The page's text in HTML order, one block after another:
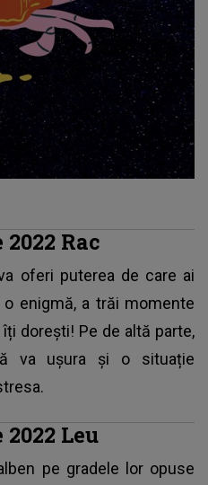
Rac
oferi puterea de care ai
enigmă, a trăi momente
dorești! Pe de altă parte,
va ușura și o situație
Leu
pe gradele lor opuse